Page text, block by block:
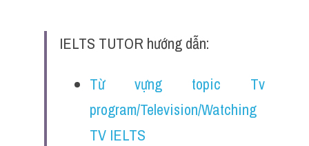
IELTS TUTOR hướng dẫn:
Từ vựng topic Tv
program/Television/Watching
TV IELTS